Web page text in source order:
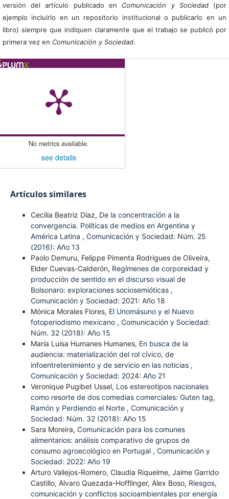
versión del artículo publicado en Comunicación y Sociedad(por
ejemplo incluirlo en un repositorio institucional o publicarlo en un
libro) siempre que indiquen claramente que el trabajo se publicó por
primera vez en Comunicación y Sociedad.
No metrics available.
see details
Artículos similares
Cecilia Beatriz Díaz, De la concentración a la
convergencia. Políticas de medios en Argentina y
América Latina , Comunicación y Sociedad: Núm. 25
(2016): Año 13
Paolo Demuru, Felippe Pimenta Rodrigues de Oliveira,
Elder Cuevas-Calderón, Regímenes de corporeidad y
producción de sentido en el discurso visual de
Bolsonaro: exploraciones sociosemióticas ,
Comunicación y Sociedad: 2021: Año 18
Mónica Morales Flores, El Unomásuno y el Nuevo
fotoperiodismo mexicano , Comunicación y Sociedad:
Núm. 32 (2018): Año 15
María Luisa Humanes Humanes, En busca de la
audiencia: materialización del rol cívico, de
infoentretenimiento y de servicio en las noticias ,
Comunicación y Sociedad: 2024: Año 21
Veronique Pugibet Ussel, Los estereotipos nacionales
como resorte de dos comedias comerciales: Guten tag,
Ramón y Perdiendo el Norte , Comunicación y
Sociedad: Núm. 32 (2018): Año 15
Sara Moreira, Comunicación para los comunes
alimentarios: análisis comparativo de grupos de
consumo agroecológico en Portugal , Comunicación y
Sociedad: 2022: Año 19
Arturo Vallejos-Romero, Claudia Riquelme, Jaime Garrido
Castillo, Alvaro Quezada-Hofflinger, Alex Boso, Riesgos,
comunicación y conflictos socioambientales por energía